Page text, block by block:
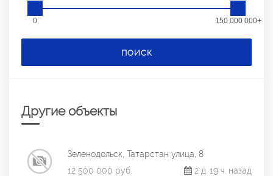
0 150 000 000+
ПОИСК
Другие объекты
Зеленодольск, Татарстан улица, 8
12 500 000 руб.
2 д. 19 ч. назад